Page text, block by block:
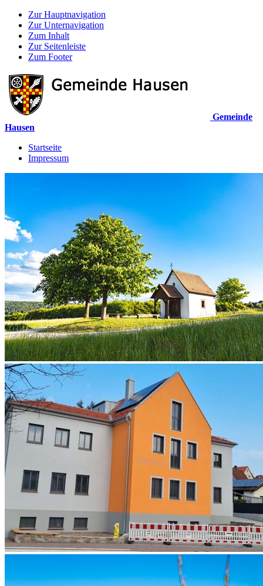
Zur Hauptnavigation
Zur Unternavigation
Zum Inhalt
Zur Seitenleiste
Zum Footer
Gemeinde
Hausen
Startseite
Impressum